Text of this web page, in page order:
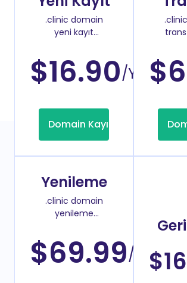
.clinic domain
yeni kayıt
$16.90/Yıl
Domain Kayıt
Yenileme
.clinic domain
yenileme
$69.99/Yıl